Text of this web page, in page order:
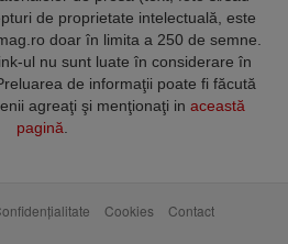
de proprietate intelectuală, este
doar în limita a 250 de semne.
ul nu sunt luate în considerare în
de informaţii poate fi făcută
agreaţi şi menţionaţi in această
pagină.
Cookies Contact